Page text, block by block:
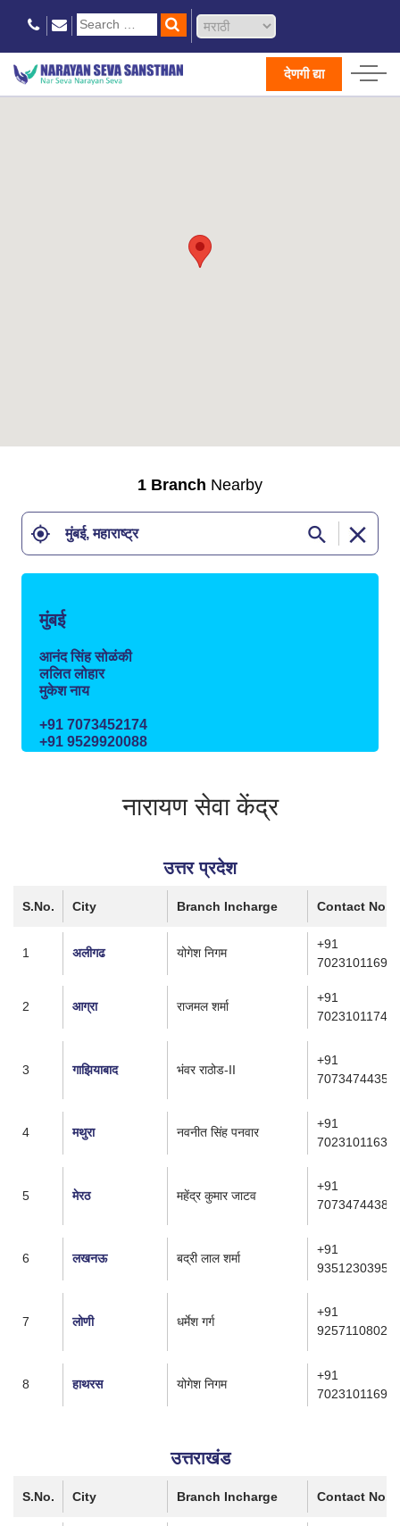
देणगी द्या
1 Branch Nearby
मुंबई
आनंद सिंह सोळंकी
ललित लोहार
मुकेश नाय
+91 7073452174
+91 9529920088
बॉम्बे डेइंग महाडा, बोईवाडा, नायगाव, दादर (पूर्व) मुंबई, महाराष्ट्र
(पिन कोड : 400014)नारायण सेवा केंद्र
उत्तर प्रदेश
S.No. City Branch Incharge Contact No.
1 अलीगढ योगेश निगम
+91
7023101169
2 आग्रा राजमल शर्मा
+91
7023101174
3 गाझियाबाद भंवर राठोड-II
+91
7073474435
4 मथुरा नवनीत सिंह पनवार
+91
7023101163
5 मेरठ महेंद्र कुमार जाटव
+91
7073474438
6 लखनऊ बद्री लाल शर्मा
+91
9351230395
7 लोणी धर्मेश गर्ग
+91
9257110802
8 हाथरस योगेश निगम
+91
7023101169
उत्तराखंड
S.No. City Branch Incharge Contact No.